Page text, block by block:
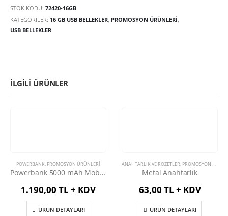
STOK KODU: 72420-16GB
KATEGORILER: 16 GB USB BELLEKLER, PROMOSYON ÜRÜNLERİ,
USB BELLEKLER
İLGILI ÜRÜNLER
POWERBANK, PROMOSYON ÜRÜNLERİ
Powerbank 5000 mAh Mobil Şarj Cihazı
1.190,00 TL + KDV
ÜRÜN DETAYLARI
ANAHTARLIK VE ROZETLER, PROMOSYON ÜRÜNLERİ
Metal Anahtarlık
63,00 TL + KDV
ÜRÜN DETAYLARI